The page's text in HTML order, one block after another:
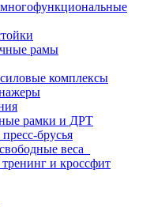
рамы
комплексы
рамки и ДРТ
брусья
веса
и кроссфит